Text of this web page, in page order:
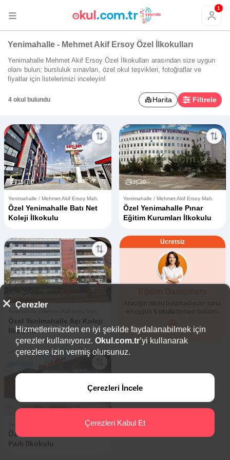
1
Yenimahalle - Mehmet Akif Ersoy Özel İlkokulları
Yenimahalle Mehmet Akif Ersoy Özel İlkokulları arasından size uygun
olanı bulun; bursluluk sınavları, özel okul teşvikleri, fotoğraflar ve
fiyatlar için listelerimizi inceleyin!
4 okul bulundu Harita Filtrele
15 0
Yenimahalle / Mehmet Akif Ersoy Mah.
Özel Yenimahalle Batı Net
Koleji İlkokulu
3 0
Yenimahalle / Mehmet Akif Ersoy Mah.
Özel Yenimahalle Pınar
Eğitim Kurumları İlkokulu
Özel Yenimahalle Açı Koleji
İlkokulu
Ücretsiz
Aradığın okulu bulamadıysan sana
en uygun 5 okulu hemen bulalım.
15 0
Yenimahalle / Mehmet Akif Ersoy Mah.
Özel Ankara Final Okulları
Park İlkokulu
Çerezler
Hizmetlerimizden en iyi şekilde faydalanabilmek için
çerezler kullanıyoruz. Okul.com.tr’yi kullanarak
çerezlere izin vermiş olursunuz.
Çerezleri İncele
Çerezleri Kabul Et